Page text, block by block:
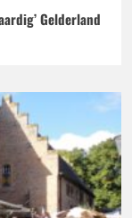
Gelderland